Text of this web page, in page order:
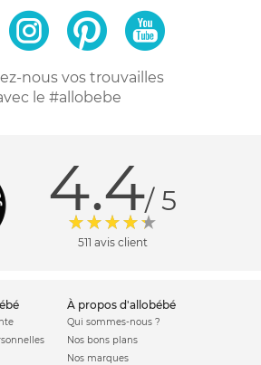
nous vos trouvailles
le #allobebe
4.4/ 5
511 avis client
à propos d'allobébé
Qui sommes-nous ?
Nos bons plans
Nos marques